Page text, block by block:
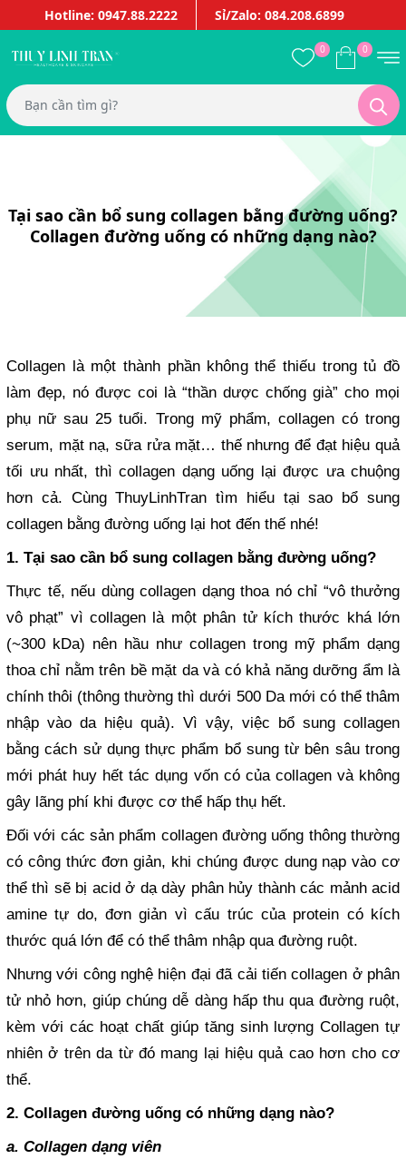
Hotline: 0947.88.2222 Sỉ/Zalo: 084.208.6899
0 0
Tại sao cần bổ sung collagen bằng đường uống?
Collagen đường uống có những dạng nào?
Collagen là một thành phần không thể thiếu trong tủ đồ
làm đẹp, nó được coi là “thần dược chống già” cho mọi
phụ nữ sau 25 tuổi. Trong mỹ phẩm, collagen có trong
serum, mặt nạ, sữa rửa mặt… thế nhưng để đạt hiệu quả
tối ưu nhất, thì collagen dạng uống lại được ưa chuộng
hơn cả. Cùng ThuyLinhTran tìm hiểu tại sao bổ sung
collagen bằng đường uống lại hot đến thế nhé!
1. Tại sao cần bổ sung collagen bằng đường uống?
Thực tế, nếu dùng collagen dạng thoa nó chỉ “vô thưởng
vô phạt” vì collagen là một phân tử kích thước khá lớn
(~300 kDa) nên hầu như collagen trong mỹ phẩm dạng
thoa chỉ nằm trên bề mặt da và có khả năng dưỡng ẩm là
chính thôi (thông thường thì dưới 500 Da mới có thể thâm
nhập vào da hiệu quả). Vì vậy, việc bổ sung collagen
bằng cách sử dụng thực phẩm bổ sung từ bên sâu trong
mới phát huy hết tác dụng vốn có của collagen và không
gây lãng phí khi được cơ thể hấp thụ hết.
Đối với các sản phẩm collagen đường uống thông thường
có công thức đơn giản, khi chúng được dung nạp vào cơ
thể thì sẽ bị acid ở dạ dày phân hủy thành các mảnh acid
amine tự do, đơn giản vì cấu trúc của protein có kích
thước quá lớn để có thể thâm nhập qua đường ruột.
Nhưng với công nghệ hiện đại đã cải tiến collagen ở phân
tử nhỏ hơn, giúp chúng dễ dàng hấp thu qua đường ruột,
kèm với các hoạt chất giúp tăng sinh lượng Collagen tự
nhiên ở trên da từ đó mang lại hiệu quả cao hơn cho cơ
thể.
2. Collagen đường uống có những dạng nào?
a. Collagen dạng viên